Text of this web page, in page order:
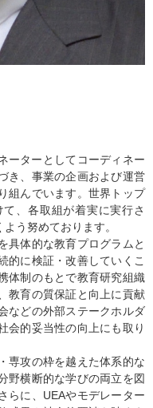
ーターとしてコーディネー
き、事業の企画および運営
組んでいます。世界トップ
、各取組が着実に実行さ
う努めております。
体的な教育プログラムと
的に検証・改善していくこ
体制のもとで教育研究組織
教育の質保証と向上に貢献
などの外部ステークホルダ
会的妥当性の向上にも取り
専攻の枠を越えた体系的な
野横断的な学びの両立を図
らに、 UEAやモデレーター